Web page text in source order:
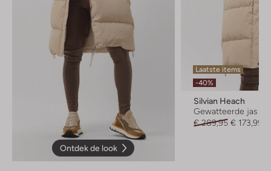
Ontdek de look
Laatste items
-40%
Silvian Heach
Gewatteerde jas
€ 289,95 € 173,99